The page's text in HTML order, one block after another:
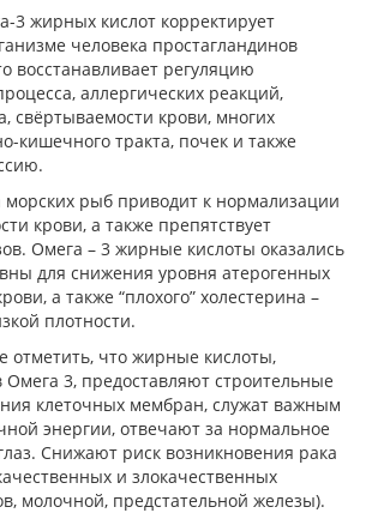
3 жирных кислот корректирует
человека простагландинов
восстанавливает регуляцию
аллергических реакций,
свёртываемости крови, многих
кишечного тракта, почек и также
рыб приводит к нормализации
крови, а также препятствует
Омега – 3 жирные кислоты оказались
для снижения уровня атерогенных
а также “плохого” холестерина –
плотности.
отметить, что жирные кислоты,
Омега 3, предоставляют строительные
клеточных мембран, служат важным
энергии, отвечают за нормальное
Снижают риск возникновения рака
и злокачественных
молочной, предстательной железы).